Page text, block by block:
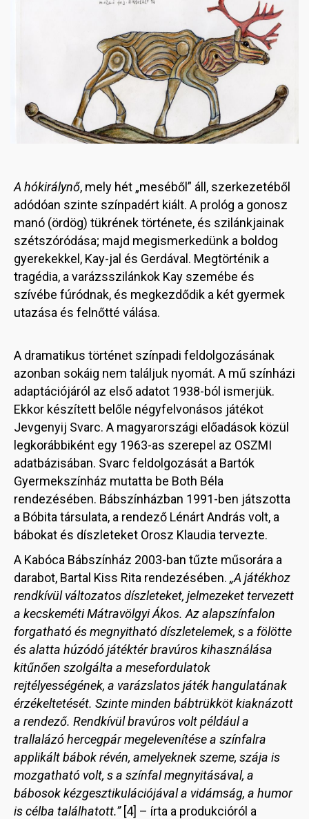
A hókirálynő, mely hét „meséből” áll, szerkezetéből
adódóan szinte színpadért kiált. A prológ a gonosz
manó (ördög) tükrének története, és szilánkjainak
szétszóródása; majd megismerkedünk a boldog
gyerekekkel, Kay-jal és Gerdával. Megtörténik a
tragédia, a varázsszilánkok Kay szemébe és
szívébe fúródnak, és megkezdődik a két gyermek
utazása és felnőtté válása.
A dramatikus történet színpadi feldolgozásának
azonban sokáig nem találjuk nyomát. A mű színházi
adaptációjáról az első adatot 1938-ból ismerjük.
Ekkor készített belőle négyfelvonásos játékot
Jevgenyij Svarc. A magyarországi előadások közül
legkorábbiként egy 1963-as szerepel az OSZMI
adatbázisában. Svarc feldolgozását a Bartók
Gyermekszínház mutatta be Both Béla
rendezésében. Bábszínházban 1991-ben játszotta
a Bóbita társulata, a rendező Lénárt András volt, a
bábokat és díszleteket Orosz Klaudia tervezte.
A Kabóca Bábszínház 2003-ban tűzte műsorára a
darabot, Bartal Kiss Rita rendezésében. „A játékhoz
rendkívül változatos díszleteket, jelmezeket tervezett
a kecskeméti Mátravölgyi Ákos. Az alapszínfalon
forgatható és megnyitható díszletelemek, s a fölötte
és alatta húzódó játéktér bravúros kihasználása
kitűnően szolgálta a mesefordulatok
rejtélyességének, a varázslatos játék hangulatának
érzékeltetését. Szinte minden bábtrükköt kiaknázott
a rendező. Rendkívül bravúros volt például a
trallalázó hercegpár megelevenítése a színfalra
applikált bábok révén, amelyeknek szeme, szája is
mozgatható volt, s a színfal megnyitásával, a
bábosok kézgesztikulációjával a vidámság, a humor
is célba találhatott.”[4] – írta a produkcióról a